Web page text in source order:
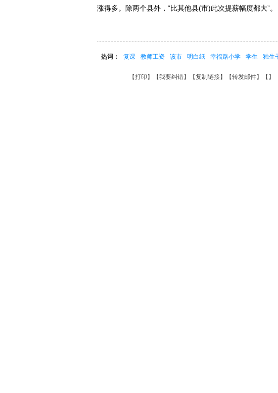
涨得多。除两个县外，“比其他县(市)此次提薪幅度都大”。
热词： 复课 教师工资 该市 明白纸 幸福路小学 学生 独生
【打印 】【我要纠错】【复制链接】【转发邮件】【 】